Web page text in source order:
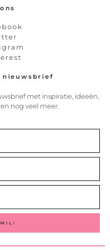
nieuwsbrief
met inspiratie, ideeën,
nog veel meer.